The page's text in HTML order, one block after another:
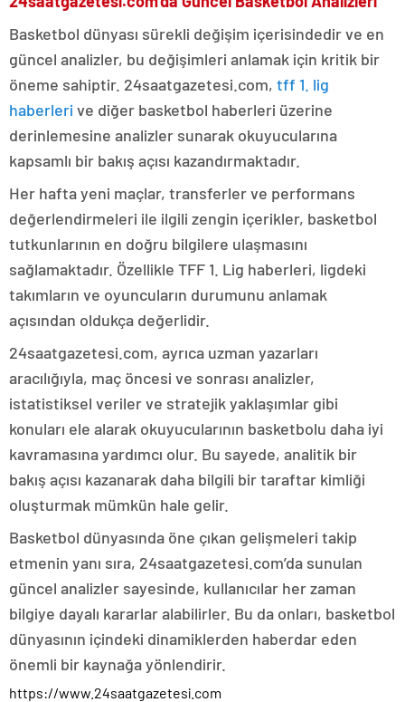
Basketbol dünyası sürekli değişim içerisindedir ve en
güncel analizler, bu değişimleri anlamak için kritik bir
öneme sahiptir. 24saatgazetesi.com, tff 1. lig
haberleri ve diğer basketbol haberleri üzerine
derinlemesine analizler sunarak okuyucularına
kapsamlı bir bakış açısı kazandırmaktadır.
Her hafta yeni maçlar, transferler ve performans
değerlendirmeleri ile ilgili zengin içerikler, basketbol
tutkunlarının en doğru bilgilere ulaşmasını
sağlamaktadır. Özellikle TFF 1. Lig haberleri, ligdeki
takımların ve oyuncuların durumunu anlamak
açısından oldukça değerlidir.
24saatgazetesi.com, ayrıca uzman yazarları
aracılığıyla, maç öncesi ve sonrası analizler,
istatistiksel veriler ve stratejik yaklaşımlar gibi
konuları ele alarak okuyucularının basketbolu daha iyi
kavramasına yardımcı olur. Bu sayede, analitik bir
bakış açısı kazanarak daha bilgili bir taraftar kimliği
oluşturmak mümkün hale gelir.
Basketbol dünyasında öne çıkan gelişmeleri takip
etmenin yanı sıra, 24saatgazetesi.com’da sunulan
güncel analizler sayesinde, kullanıcılar her zaman
bilgiye dayalı kararlar alabilirler. Bu da onları, basketbol
dünyasının içindeki dinamiklerden haberdar eden
önemli bir kaynağa yönlendirir.
https://www.24saatgazetesi.com